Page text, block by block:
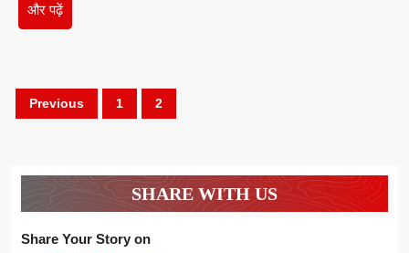
और पढ़ेंऔर
पढ़ें
Posts
pagination
Previous 1 2
SHARE WITH US
Share Your Story on